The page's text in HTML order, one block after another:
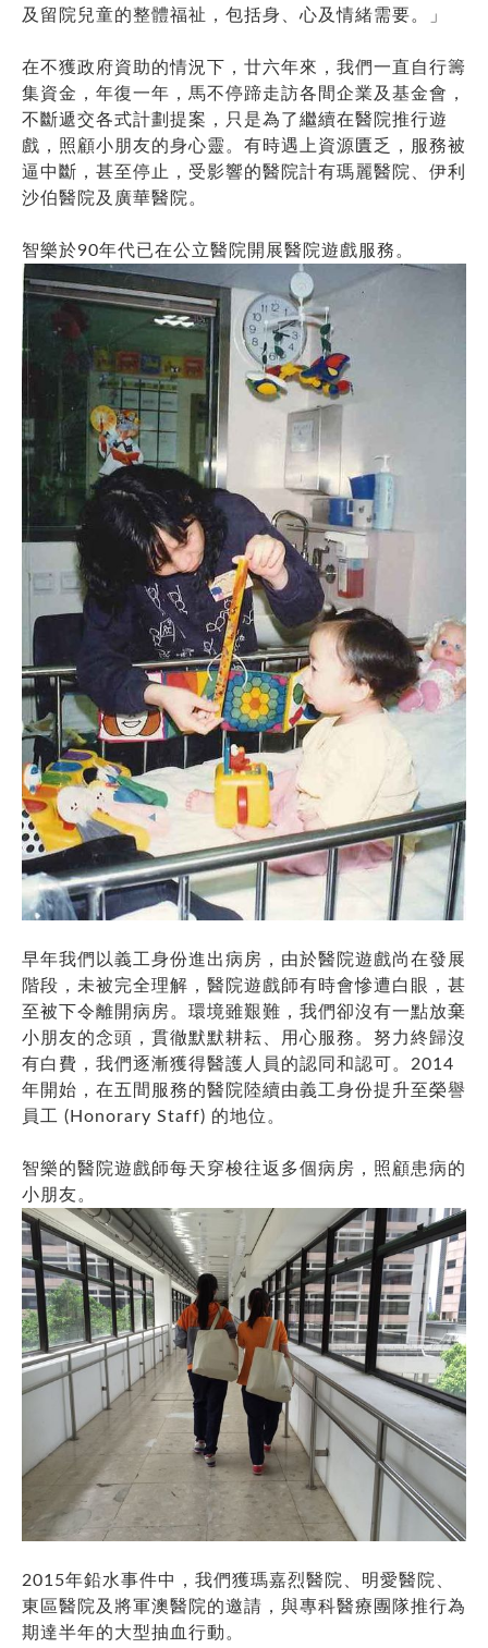
及留院兒童的整體福祉，包括身、心及情緒需要。」
在不獲政府資助的情況下，廿六年來，我們一直自行籌
集資金，年復一年，馬不停蹄走訪各間企業及基金會，
不斷遞交各式計劃提案，只是為了繼續在醫院推行遊
戲，照顧小朋友的身心靈。有時遇上資源匱乏，服務被
逼中斷，甚至停止，受影響的醫院計有瑪麗醫院、伊利
沙伯醫院及廣華醫院。
智樂於90年代已在公立醫院開展醫院遊戲服務。
早年我們以義工身份進出病房，由於醫院遊戲尚在發展
階段，未被完全理解，醫院遊戲師有時會慘遭白眼，甚
至被下令離開病房。環境雖艱難，我們卻沒有一點放棄
小朋友的念頭，貫徹默默耕耘、用心服務。努力終歸沒
有白費，我們逐漸獲得醫護人員的認同和認可。2014
年開始，在五間服務的醫院陸續由義工身份提升至榮譽
員工 (Honorary Staff) 的地位。
智樂的醫院遊戲師每天穿梭往返多個病房，照顧患病的
小朋友。
2015年鉛水事件中，我們獲瑪嘉烈醫院、明愛醫院、
東區醫院及將軍澳醫院的邀請，與專科醫療團隊推行為
期達半年的大型抽血行動。